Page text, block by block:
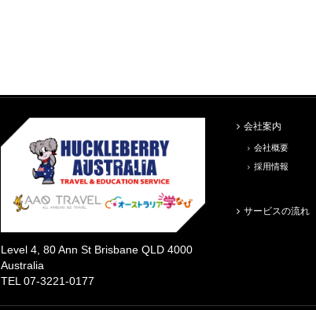
Level 4, 80 Ann St Brisbane QLD 4000
Australia
TEL 07-3221-0177
会社案内
会社概要
採用情報
サービスの流れ